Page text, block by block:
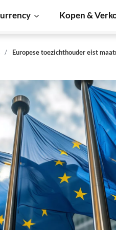
Kopen &
Europese toezichthouder eist